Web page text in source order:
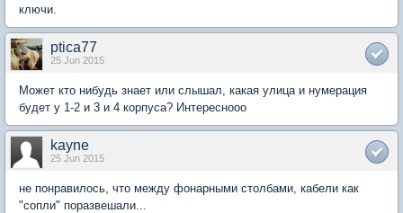
ключи.
ptica77
25 Jun 2015
Может кто нибудь знает или слышал, какая улица и нумерация
будет у 1-2 и 3 и 4 корпуса? Интереснооо
kayne
25 Jun 2015
не понравилось, что между фонарными столбами, кабели как
"сопли" поразвешали...